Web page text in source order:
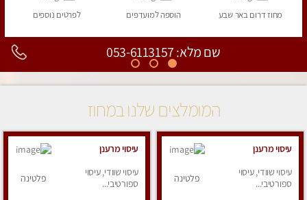
מחוז דרוםבאר שבע הוספהלמועדפים לפרטים נוספים
שם מלא: 053-6113157
המומלצים שלנו במחוז
עיסוי מרענן
עיסוי שוודי, עיסוי
ספורטיבי...
פלטינה
עיסוי מרענן
עיסוי שוודי, עיסוי
ספורטיבי...
פלטינה